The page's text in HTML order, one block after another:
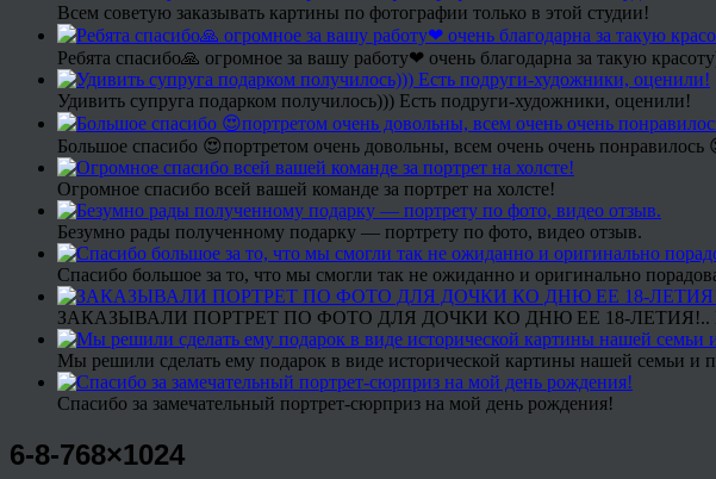
Всем советую заказывать картины по фотографии только в этой студии!
Ребята спасибо🙏 огромное за вашу работу❤ очень благодарна за такую
Удивить супруга подарком получилось))) Есть подруги-художники, оценили!
Большое спасибо 😍портретом очень довольны, всем очень очень понравилось
Огромное спасибо всей вашей команде за портрет на холсте!
Безумно рады полученному подарку — портрету по фото, видео отзыв.
Спасибо большое за то, что мы смогли так не ожиданно и оригинально
ЗАКАЗЫВАЛИ ПОРТРЕТ ПО ФОТО ДЛЯ ДОЧКИ КО ДНЮ ЕЕ 18-
Мы решили сделать ему подарок в виде исторической картины нашей семьи
Спасибо за замечательный портрет-сюрприз на мой день рождения!
6-8-768×1024